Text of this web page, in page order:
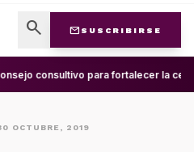
search mail SUSCRIBIRSE
consultivo para fortalecer la
OCTUBRE, 2019